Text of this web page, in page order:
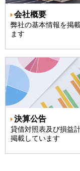
会社概要
弊社の基本情報を掲
ます
決算公告
貸借対照表及び損益
掲載しています